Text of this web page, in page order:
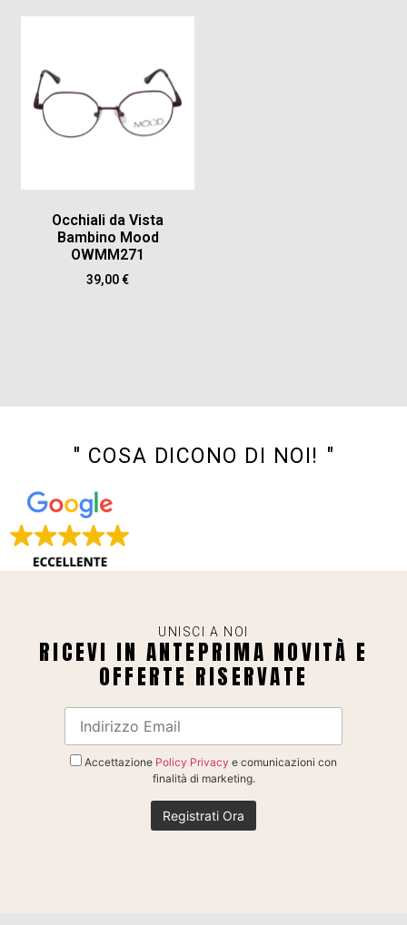
Occhiali da Vista
Bambino Mood
OWMM271
39,00€
" COSA DICONO DI NOI! "
UNISCI A NOI
RICEVI IN ANTEPRIMA NOVITÀ E
OFFERTE RISERVATE
Accettazione Policy Privacy e comunicazioni con
finalità di marketing.